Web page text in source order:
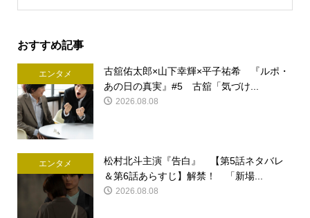
おすすめ記事
エンタメ
古舘佑太郎×山下幸輝×平子祐希 『ルポ・
あの日の真実』#5 古舘「気づけ...
2026.08.08
エンタメ
松村北斗主演『告白』 【第5話ネタバレ
＆第6話あらすじ】解禁！ 「新場...
2026.08.08